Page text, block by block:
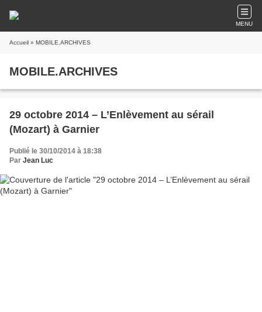
MENU
Accueil » MOBILE.ARCHIVES
MOBILE.ARCHIVES
29 octobre 2014 – L’Enlèvement au sérail
(Mozart) à Garnier
Publié le 30/10/2014 à 18:38
Par Jean Luc